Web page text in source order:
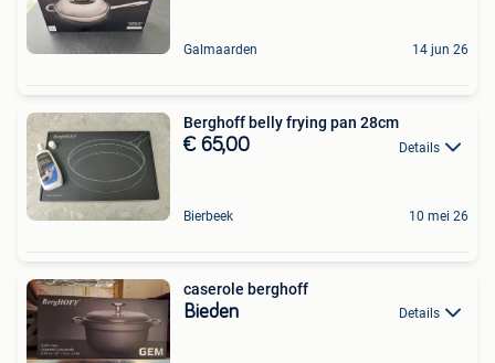
Galmaarden 14 jun 26
Berghoff belly frying pan 28cm
€ 65,00 Details
Bierbeek 10 mei 26
caserole berghoff
Bieden Details